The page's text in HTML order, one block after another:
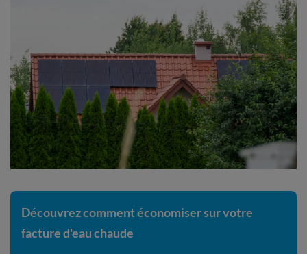
Découvrez comment économiser sur votre
facture d'eau chaude